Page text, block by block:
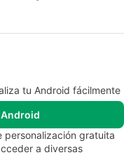
tu Android fácilmente
personalización gratuita
a diversas